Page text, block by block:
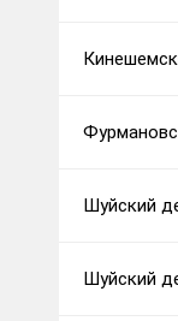
Шуйский
Шуйский